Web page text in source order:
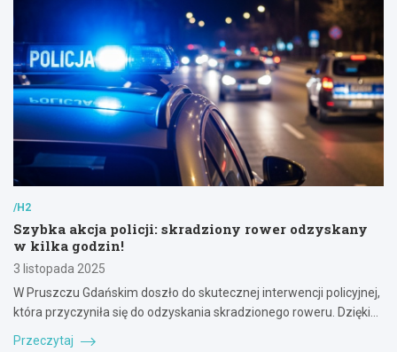
/H2
Szybka akcja policji: skradziony rower odzyskany
w kilka godzin!
3 listopada 2025
W Pruszczu Gdańskim doszło do skutecznej interwencji policyjnej,
która przyczyniła się do odzyskania skradzionego roweru. Dzięki…
Przeczytaj